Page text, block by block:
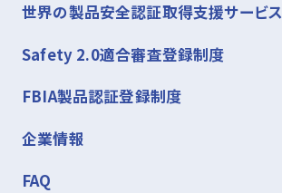
世界の製品安全認証取得支援サービス
Safety 2.0適合審査登録制度
FBIA製品認証登録制度
企業情報
FAQ